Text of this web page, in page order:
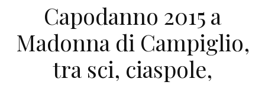
Capodanno 2015 a
Madonna di Campiglio,
tra sci, ciaspole,